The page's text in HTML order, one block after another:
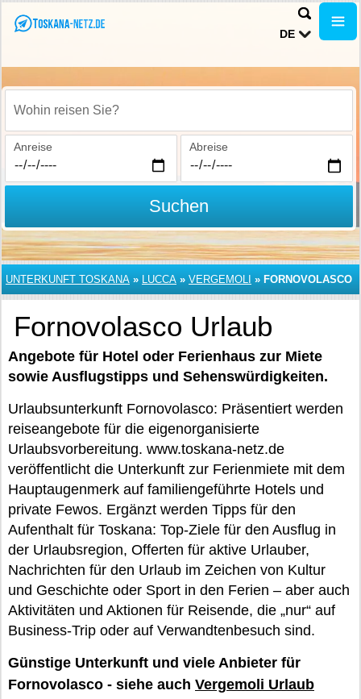
DE
Wohin reisen Sie?
Anreise Abreise
Suchen
UNTERKUNFT TOSKANA » LUCCA » VERGEMOLI » FORNOVOLASCO
Fornovolasco Urlaub
Angebote für Hotel oder Ferienhaus zur Miete
sowie Ausflugstipps und Sehenswürdigkeiten.
Urlaubsunterkunft Fornovolasco: Präsentiert werden
reiseangebote für die eigenorganisierte
Urlaubsvorbereitung. www.toskana-netz.de
veröffentlicht die Unterkunft zur Ferienmiete mit dem
Hauptaugenmerk auf familiengeführte Hotels und
private Fewos. Ergänzt werden Tipps für den
Aufenthalt für Toskana: Top-Ziele für den Ausflug in
der Urlaubsregion, Offerten für aktive Urlauber,
Nachrichten für den Urlaub im Zeichen von Kultur
und Geschichte oder Sport in den Ferien – aber auch
Aktivitäten und Aktionen für Reisende, die „nur“ auf
Business-Trip oder auf Verwandtenbesuch sind.
Günstige Unterkunft und viele Anbieter für
Fornovolasco - siehe auch Vergemoli Urlaub